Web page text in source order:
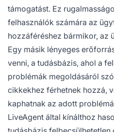
támogatást. Ez
felhasználók számára az
hozzáféréshez bármikor, az
Egy másik lényeges
venni, a tudásbázis, ahol a
problémák megoldásáról
cikkekhez férhetnek hozzá,
kaphatnak az adott
LiveAgent által kínálthoz